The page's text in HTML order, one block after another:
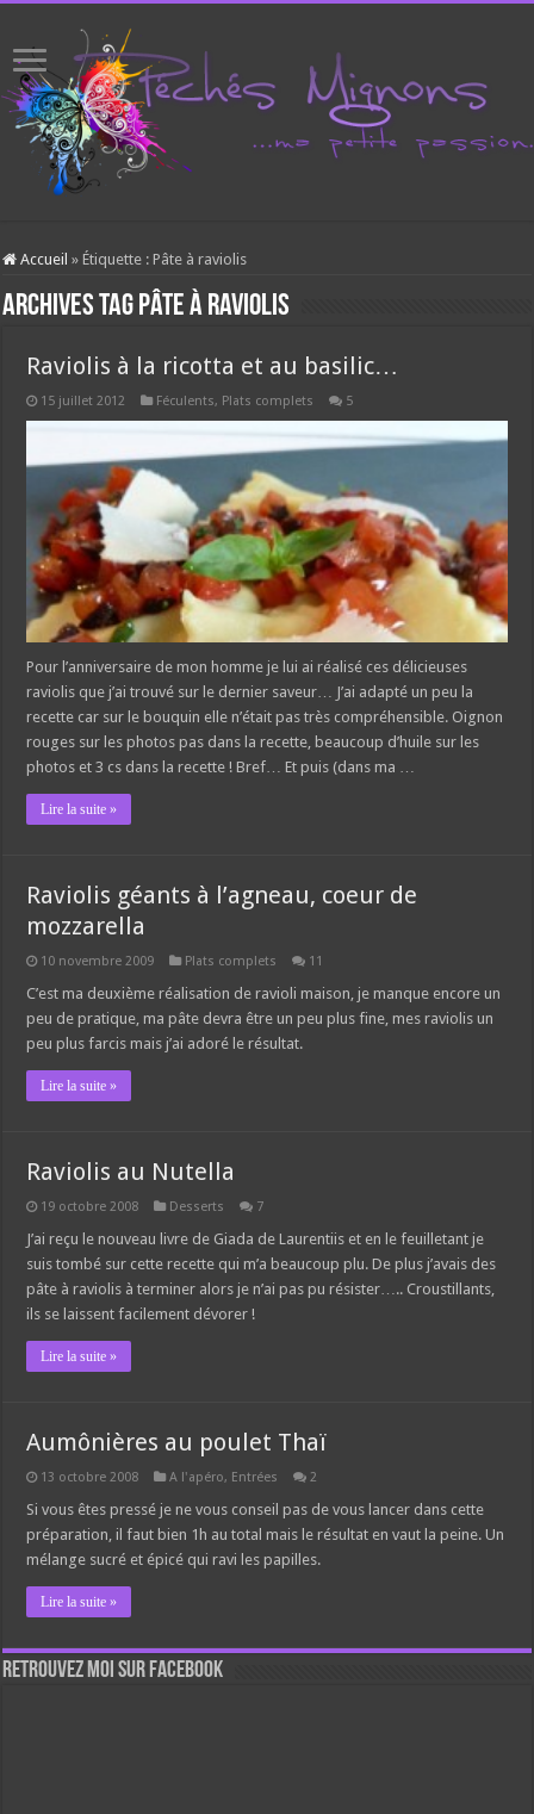
Accueil » Étiquette :Pâte à raviolis
Archives tagPâte à raviolis
Raviolis à la ricotta et au basilic…
15 juillet 2012 Féculents, Plats complets 5
Pour l’anniversaire de mon homme je lui ai réalisé ces délicieuses
raviolis que j’ai trouvé sur le dernier saveur… J’ai adapté un peu la
recette car sur le bouquin elle n’était pas très compréhensible. Oignon
rouges sur les photos pas dans la recette, beaucoup d’huile sur les
photos et 3 cs dans la recette ! Bref… Et puis (dans ma …
Lire la suite »
Raviolis géants à l’agneau, coeur de
mozzarella
10 novembre 2009 Plats complets 11
C’est ma deuxième réalisation de ravioli maison, je manque encore un
peu de pratique, ma pâte devra être un peu plus fine, mes raviolis un
peu plus farcis mais j’ai adoré le résultat.
Lire la suite »
Raviolis au Nutella
19 octobre 2008 Desserts 7
J’ai reçu le nouveau livre de Giada de Laurentiis et en le feuilletant je
suis tombé sur cette recette qui m’a beaucoup plu. De plus j’avais des
pâte à raviolis à terminer alors je n’ai pas pu résister….. Croustillants,
ils se laissent facilement dévorer !
Lire la suite »
Aumônières au poulet Thaï
13 octobre 2008 A l'apéro, Entrées 2
Si vous êtes pressé je ne vous conseil pas de vous lancer dans cette
préparation, il faut bien 1h au total mais le résultat en vaut la peine. Un
mélange sucré et épicé qui ravi les papilles.
Lire la suite »
Retrouvez moi sur Facebook